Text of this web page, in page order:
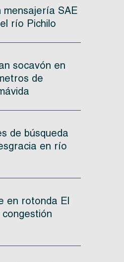
SAE
río Pichilo
socavón en
de
de búsqueda
en río
en rotonda El